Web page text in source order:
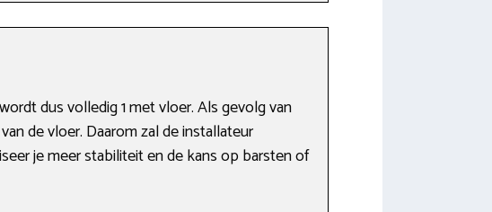
dus volledig 1 met vloer. Als gevolg van
de vloer. Daarom zal de installateur
je meer stabiliteit en de kans op barsten of